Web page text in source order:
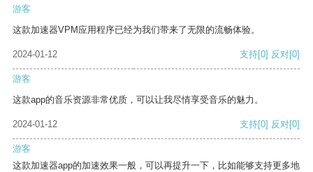
游客
这款加速器VPM应用程序已经为我们带来了无限的流畅体验。
2024-01-12 支持[0] 反对[0]
游客
这款app的音乐资源非常优质，可以让我尽情享受音乐的魅力。
2024-01-12 支持[0] 反对[0]
游客
这款加速器app的加速效果一般，可以再提升一下，比如能够支持更多地